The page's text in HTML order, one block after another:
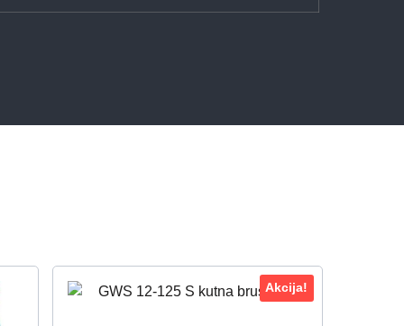
Akcija!